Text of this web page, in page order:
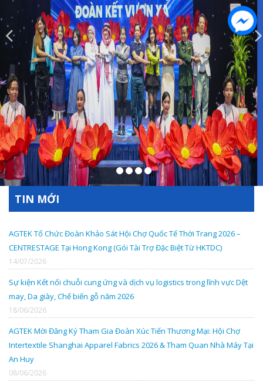
TIN MỚI
AGTEK Tổ Chức Đoàn Khảo Sát Hội Chợ Quốc Tế Thời Trang 2026 –
CENTRESTAGE Tại Hong Kong (Gói Tài Trợ Đặc Biệt Từ HKTDC)
14/07/2026
Sự kiện Kết nối chuỗi cung ứng và dịch vụ logistics trong lĩnh vực Dệt
may, Da giày, Chế biến gỗ năm 2026
18/06/2026
AGTEK Mời Đăng Ký Tham Gia Đoàn Xúc Tiến Thương Mại: Hội Chợ
Intertextile Shanghai Apparel Fabrics 2026 & Tham Quan Nhà Máy Tại
An Huy
08/06/2026